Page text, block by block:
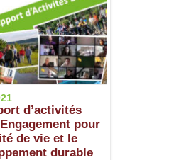
d’activités
pour
de vie et le
durable